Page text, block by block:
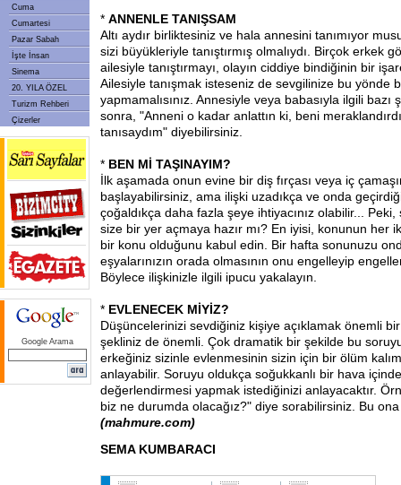
Cuma
Cumartesi
Pazar Sabah
İşte İnsan
Sinema
20. YILA ÖZEL
Turizm Rehberi
Çizerler
Google Arama
* ANNENLE TANIŞSAM
Altı aydır birliktesiniz ve hala annesini tanımıyor
sizi büyükleriyle tanıştırmış olmalıydı. Birçok erkek
ailesiyle tanıştırmayı, olayın ciddiye bindiğinin bir
Ailesiyle tanışmak isteseniz de sevgilinize bu yönde
yapmamalısınız. Annesiyle veya babasıyla ilgili bazı
sonra, "Anneni o kadar anlattın ki, beni
tanısaydım" diyebilirsiniz.
* BEN Mİ TAŞINAYIM?
İlk aşamada onun evine bir diş fırçası veya iç
başlayabilirsiniz, ama ilişki uzadıkça ve onda
çoğaldıkça daha fazla şeye ihtiyacınız olabilir...
size bir yer açmaya hazır mı? En iyisi, konunun her
bir konu olduğunu kabul edin. Bir hafta sonunuzu
eşyalarınızın orada olmasının onu engelleyip
Böylece ilişkinizle ilgili ipucu yakalayın.
* EVLENECEK MİYİZ?
Düşüncelerinizi sevdiğiniz kişiye açıklamak önemli
şekliniz de önemli. Çok dramatik bir şekilde bu
erkeğiniz sizinle evlenmesinin sizin için bir ölüm
anlayabilir. Soruyu oldukça soğukkanlı bir hava
değerlendirmesi yapmak istediğinizi anlayacaktır.
biz ne durumda olacağız?" diye sorabilirsiniz. Bu
(mahmure.com)
SEMA KUMBARACI